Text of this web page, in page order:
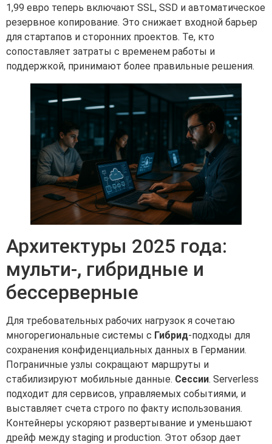
1,99 евро теперь включают SSL, SSD и автоматическое
резервное копирование. Это снижает входной барьер
для стартапов и сторонних проектов. Те, кто
сопоставляет затраты с временем работы и
поддержкой, принимают более правильные решения.
Архитектуры 2025 года:
мульти-, гибридные и
бессерверные
Для требовательных рабочих нагрузок я сочетаю
многорегиональные системы с Гибрид-подходы для
сохранения конфиденциальных данных в Германии.
Пограничные узлы сокращают маршруты и
стабилизируют мобильные данные. Сессии. Serverless
подходит для сервисов, управляемых событиями, и
выставляет счета строго по факту использования.
Контейнеры ускоряют развертывание и уменьшают
дрейф между staging и production. Этот обзор дает